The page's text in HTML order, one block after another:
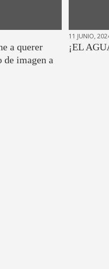
a querer
de imagen a
11 JUNIO,
¡EL